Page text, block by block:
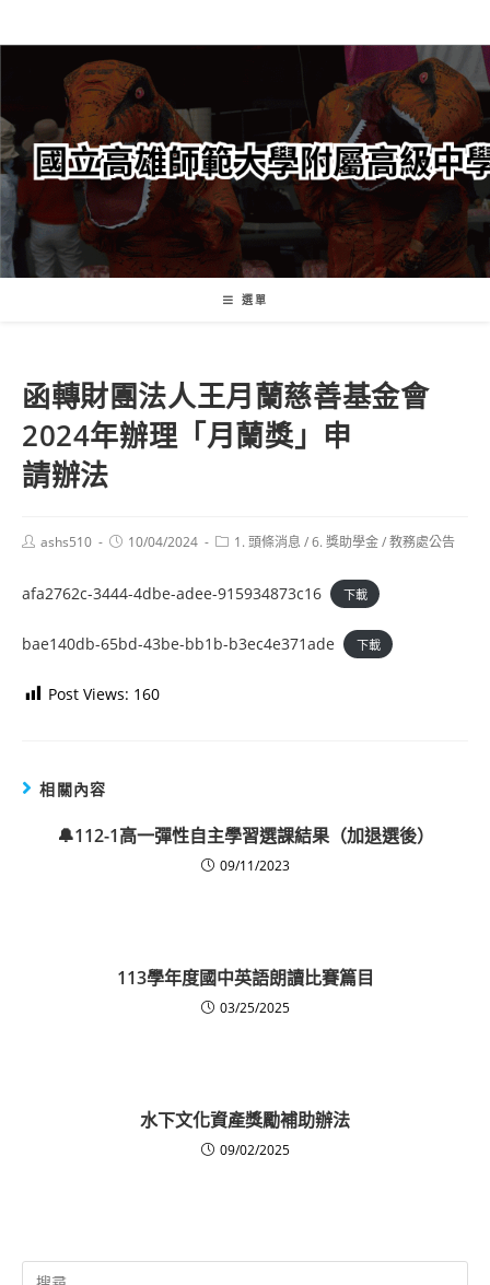
轉
要
內
容
選單
函轉財團法人王月蘭慈善基金會
2024年辦理「月蘭獎」申
請辦法
Postashs510
Post10/04/2024
Post1. 頭條消息 /6. 獎助學金/教務處公告
afa2762c-3444-4dbe-adee-915934873c16 下載
bae140db-65bd-43be-bb1b-b3ec4e371ade 下載
Post Views: 160
相關內容
🔔112-1高一彈性自主學習選課結果（加退選後）
09/11/2023
113學年度國中英語朗讀比賽篇目
03/25/2025
水下文化資產獎勵補助辦法
09/02/2025
Search